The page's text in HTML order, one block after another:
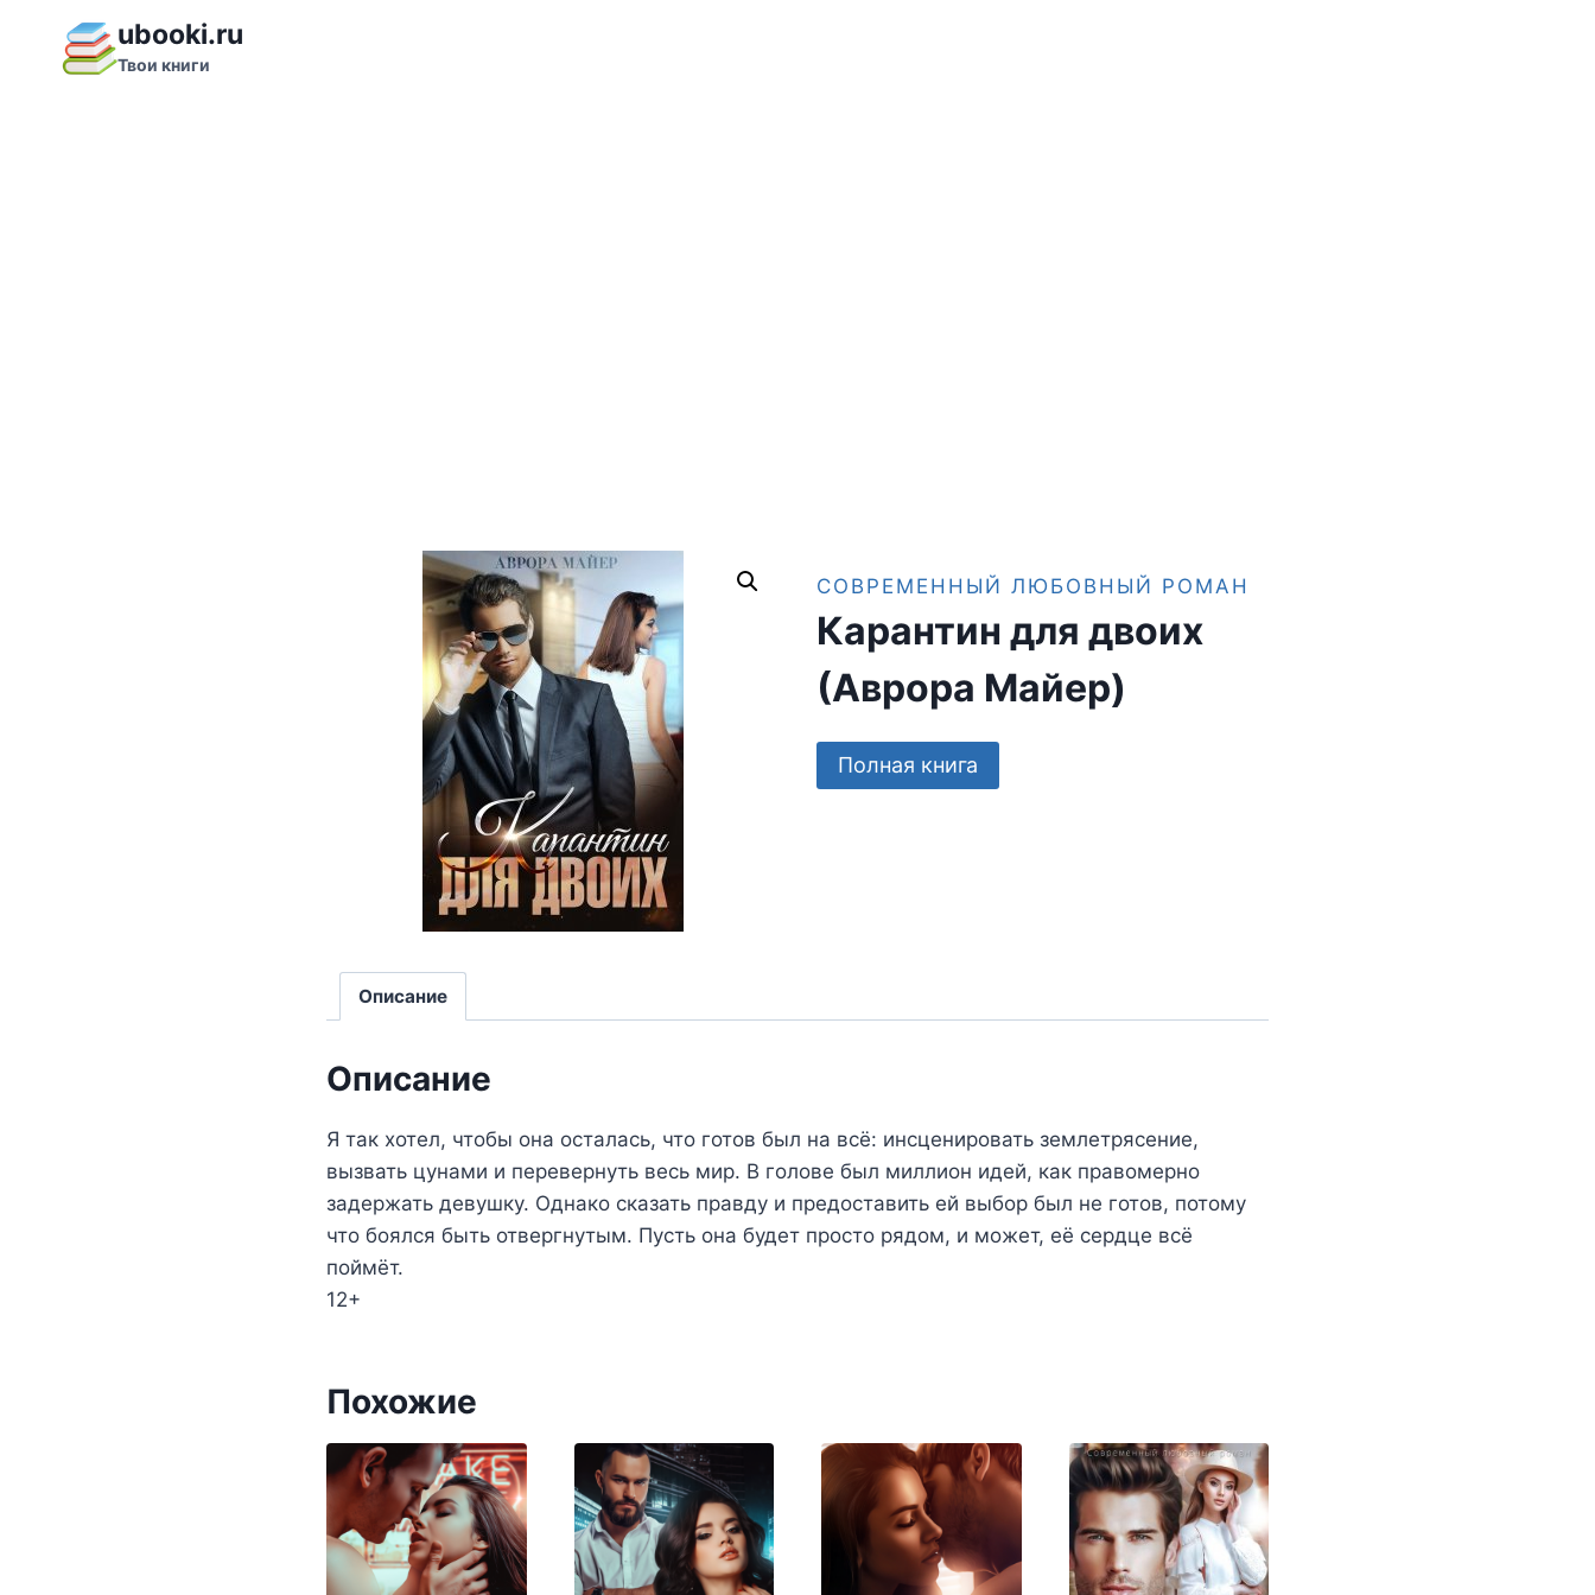
содержимому
ubooki.ru
Твои книги
СОВРЕМЕННЫЙ ЛЮБОВНЫЙ РОМАН
Карантин для двоих
(Аврора Майер)
Полная книга
Описание
Описание
Я так хотел, чтобы она осталась, что готов был на всё: инсценировать землетрясение,
вызвать цунами и перевернуть весь мир. В голове был миллион идей, как правомерно
задержать девушку. Однако сказать правду и предоставить ей выбор был не готов, потому
что боялся быть отвергнутым. Пусть она будет просто рядом, и может, её сердце всё
поймёт.
12+
Похожие